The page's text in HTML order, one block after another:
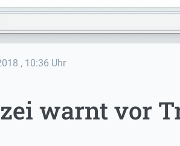
, 10:36 Uhr
warnt vor